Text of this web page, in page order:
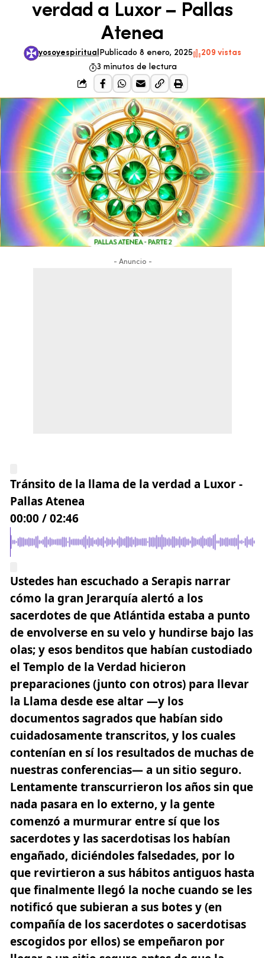
verdad a Luxor – Pallas
Atenea
yosoyespiritual Publicado 8 enero, 2025
209 vistas
3 minutos de lectura
- Anuncio -
Tránsito de la llama de la verdad a Luxor -
Pallas Atenea
00:00 /02:46
Ustedes han escuchado a Serapis narrar
cómo la gran Jerarquía alertó a los
sacerdotes de que Atlántida estaba a punto
de envolverse en su velo y hundirse bajo las
olas; y esos benditos que habían custodiado
el Templo de la Verdad hicieron
preparaciones (junto con otros) para llevar
la Llama desde ese altar —y los
documentos sagrados que habían sido
cuidadosamente transcritos, y los cuales
contenían en sí los resultados de muchas de
nuestras conferencias— a un sitio seguro.
Lentamente transcurrieron los años sin que
nada pasara en lo externo, y la gente
comenzó a murmurar entre sí que los
sacerdotes y las sacerdotisas los habían
engañado, diciéndoles falsedades, por lo
que revirtieron a sus hábitos antiguos hasta
que finalmente llegó la noche cuando se les
notificó que subieran a sus botes y (en
compañía de los sacerdotes o sacerdotisas
escogidos por ellos) se empeñaron por